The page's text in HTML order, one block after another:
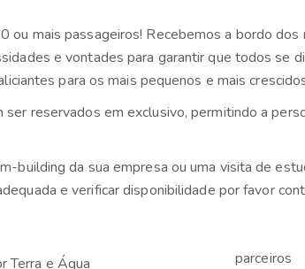
ou mais passageiros! Recebemos a bordo
e vontades para garantir que todos se
para os mais pequenos e mais
reservados em exclusivo, permitindo a
building da sua empresa ou uma visita de
e verificar disponibilidade por favor
parceiros